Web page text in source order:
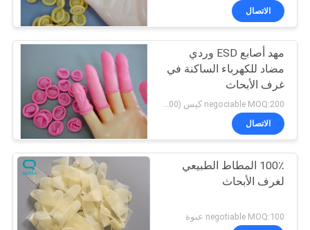
الاتصال
مهد أصابع ESD وردي
مضاد للكهرباء الساكنة في
غرف الأبحاث
الاتصال
100٪ المطاط الطبيعي
لغرف الأبحاث
negotiable MOQ:100 عبوة